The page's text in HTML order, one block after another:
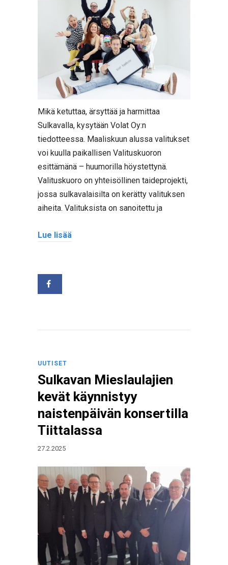
Mikä ketuttaa, ärsyttää ja harmittaa
Sulkavalla, kysytään Volat Oy:n
tiedotteessa. Maaliskuun alussa valitukset
voi kuulla paikallisen Valituskuoron
esittämänä – huumorilla höystettynä.
Valituskuoro on yhteisöllinen taideprojekti,
jossa sulkavalaisilta on kerätty valituksen
aiheita. Valituksista on sanoitettu ja
Lue lisää
UUTISET
Sulkavan Mieslaulajien
kevät käynnistyy
naistenpäivän konsertilla
Tiittalassa
27.2.2025